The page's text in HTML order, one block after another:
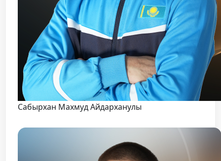
Сабырхан Махмуд Айдарханулы